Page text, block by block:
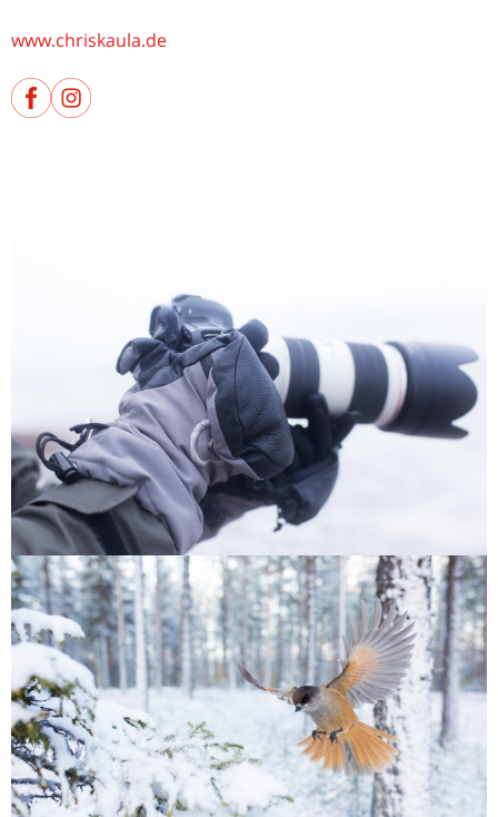
www.chriskaula.de